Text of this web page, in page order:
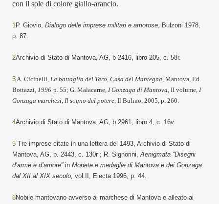
con il sole di colore giallo-arancio.
1P. Giovio, Dialogo delle imprese militari e amorose, Bulzoni 1978,
p. 87.
2Archivio di Stato di Mantova, AG, b 2416, libro 205, c. 58r.
3A. Cicinelli, La battaglia del Taro, Casa del Mantegna, Mantova, Ed.
Bottazzi, 1996 p. 55; G. Malacarne, I Gonzaga di Mantova, II volume, I
Gonzaga marchesi, Il sogno del potere, Il Bulino, 2005, p. 260.
4Archivio di Stato di Mantova, AG, b 2961, libro 4, c. 16v.
5 Tre imprese citate in una lettera del 1493, Archivio di Stato di
Mantova, AG, b. 2443, c. 130r ; R. Signorini,Aenigmata “Disegni
d’arme e d’amore”in Monete e medaglie di Mantova e dei Gonzaga
dal XII al XIX secolo, vol.II, Electa 1996, p. 44.
6Nobile mantovano avverso al marchese di Mantova e alleato ai